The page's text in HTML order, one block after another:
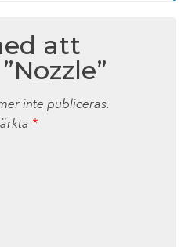
att
inte publiceras.
*